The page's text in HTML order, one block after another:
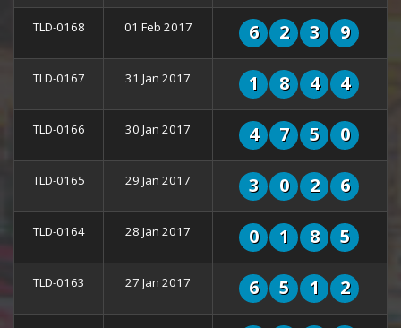
TLD-0168 01 Feb 2017 6 2 3 9
TLD-0167 31 Jan 2017 1 8 4 4
TLD-0166 30 Jan 2017 4 7 5 0
TLD-0165 29 Jan 2017 3 0 2 6
TLD-0164 28 Jan 2017 0 1 8 5
TLD-0163 27 Jan 2017 6 5 1 2